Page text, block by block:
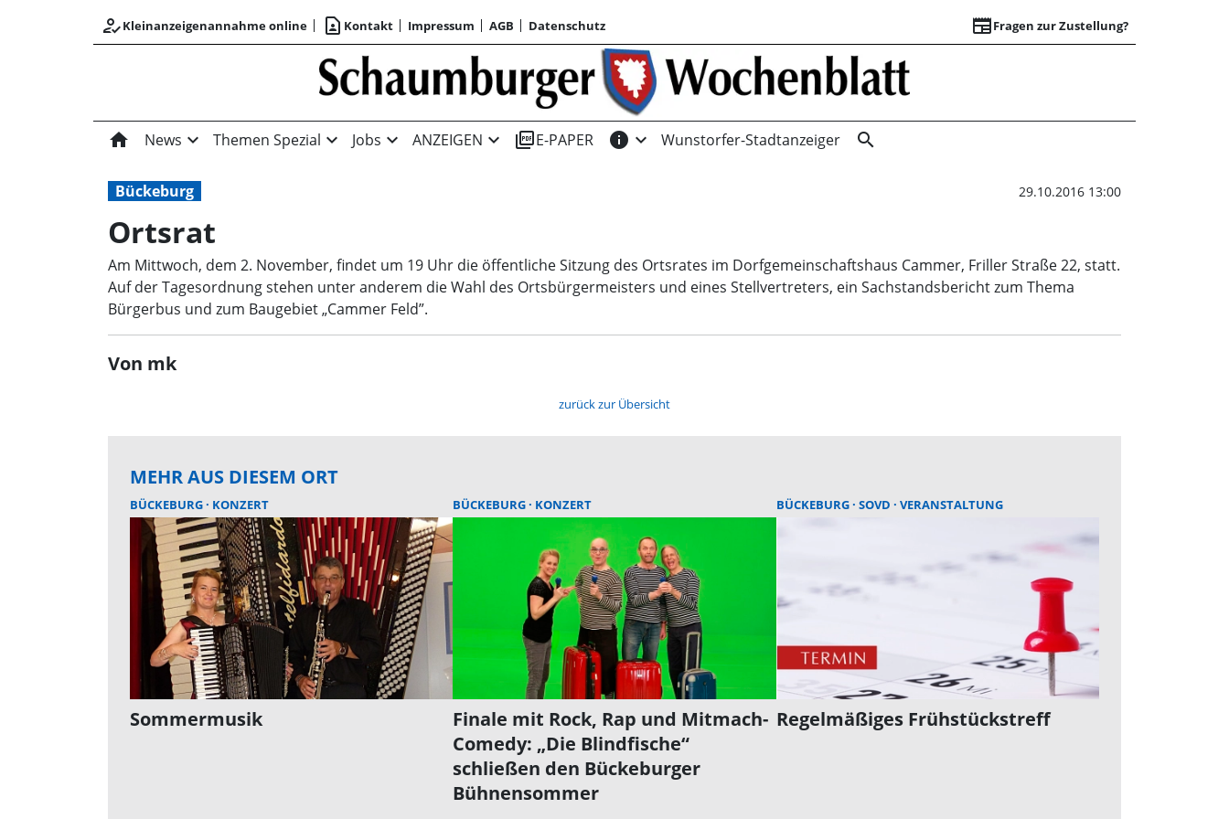
how_to_regKleinanzeigenannahme online contact_page Kontakt Impressum AGB Datenschutz newspaperFragen zur Zustellung?
Ortsrat |
home News expand_more Themen Spezial expand_more Jobs expand_more ANZEIGEN expand_more picture_as_pdfE-PAPER info expand_more Wunstorfer-Stadtanzeiger search
Bückeburg 29.10.2016 13:00
Ortsrat
Am Mittwoch, dem 2. November, findet um 19 Uhr die öffentliche Sitzung des Ortsrates im Dorfgemeinschaftshaus Cammer, Friller Straße 22, statt.
Auf der Tagesordnung stehen unter anderem die Wahl des Ortsbürgermeisters und eines Stellvertreters, ein Sachstandsbericht zum Thema
Bürgerbus und zum Baugebiet „Cammer Feld”.
Von mk
zurück zur Übersicht
MEHR AUS DIESEM ORT
BÜCKEBURG KONZERT
Sommermusik
BÜCKEBURG KONZERT
Finale mit Rock, Rap und Mitmach-
Comedy: „Die Blindfische“
schließen den Bückeburger
Bühnensommer
BÜCKEBURG SOVD VERANSTALTUNG
Regelmäßiges Frühstückstreff